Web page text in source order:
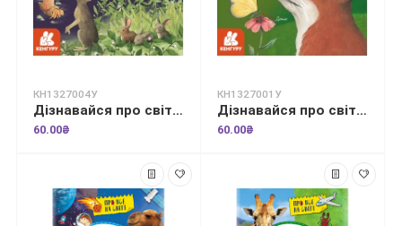
КН1327004У
Дізнавайся про світ разом із нами! Як тварини облаштовують свої домівки?
60.00₴
КН1327001У
Дізнавайся про світ разом із нами! Які органи чуття у тварин?
60.00₴